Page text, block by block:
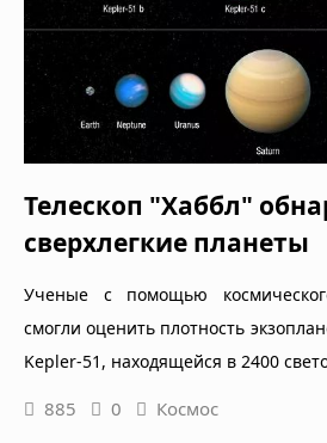
Телескоп "Хаббл"
сверхлегкие планеты
Ученые с помощью
смогли оценить плотность
Kepler-51, находящейся в 2400
885 0 Космос